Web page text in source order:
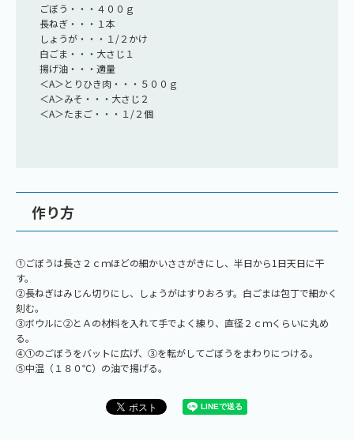
ごぼう・・・４００ｇ
長ねぎ・・・１本
しょうが・・・１/２かけ
白ごま・・・大さじ１
揚げ油・・・適量
＜A＞とりひき肉・・・５００ｇ
＜A＞みそ・・・大さじ２
＜A＞たまご・・・１/２個
作り方
①ごぼうは長さ２ｃｍほどの細かいささがきにし、半日から1日天日に干
す。
②長ねぎはみじん切りにし、しょうがはすりおろす。白ごまは包丁で細かく
刻む。
③ボウルに②とＡの材料を入れて手でよく練り、直径２ｃｍくらいに丸め
る。
④①のごぼうをバットに広げ、③を転がしてごぼうをまわりにつける。
⑤中温（１８０℃）の油で揚げる。